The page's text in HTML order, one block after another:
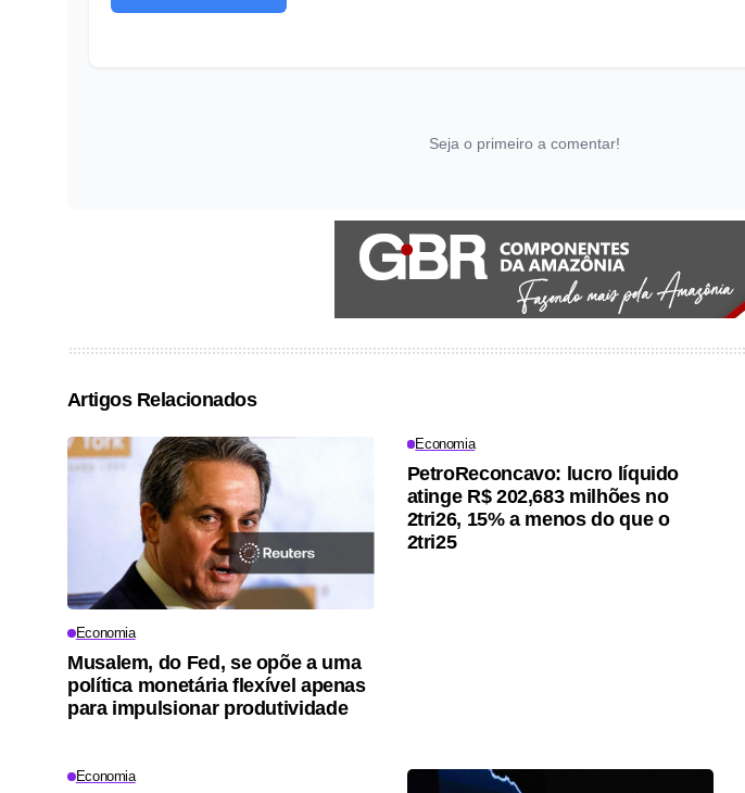
Seja o primeiro a comentar!
Artigos Relacionados
Economia
Musalem, do Fed, se opõe a uma
política monetária flexível apenas
para impulsionar produtividade
Economia
PetroReconcavo: lucro líquido
atinge R$ 202,683 milhões no
2tri26, 15% a menos do que o
2tri25
Economia